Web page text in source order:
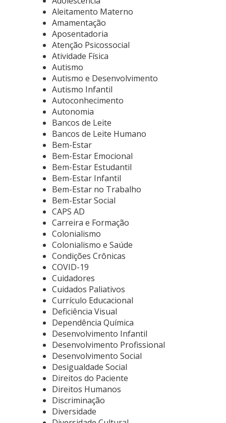
Aleitamento Materno
Amamentação
Aposentadoria
Atenção Psicossocial
Atividade Física
Autismo
Autismo e Desenvolvimento
Autismo Infantil
Autoconhecimento
Autonomia
Bancos de Leite
Bancos de Leite Humano
Bem-Estar
Bem-Estar Emocional
Bem-Estar Estudantil
Bem-Estar Infantil
Bem-Estar no Trabalho
Bem-Estar Social
CAPS AD
Carreira e Formação
Colonialismo
Colonialismo e Saúde
Condições Crônicas
COVID-19
Cuidadores
Cuidados Paliativos
Currículo Educacional
Deficiência Visual
Dependência Química
Desenvolvimento Infantil
Desenvolvimento Profissional
Desenvolvimento Social
Desigualdade Social
Direitos do Paciente
Direitos Humanos
Discriminação
Diversidade